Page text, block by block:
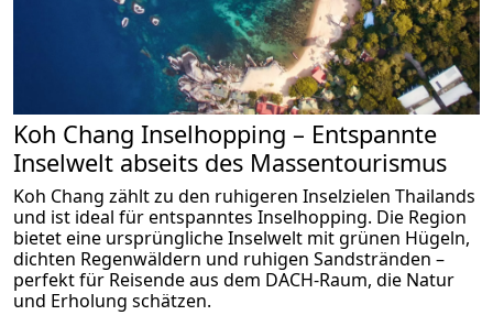
Koh Chang Inselhopping – Entspannte
Inselwelt abseits des Massentourismus
Koh Chang zählt zu den ruhigeren Inselzielen Thailands
und ist ideal für entspanntes Inselhopping. Die Region
bietet eine ursprüngliche Inselwelt mit grünen Hügeln,
dichten Regenwäldern und ruhigen Sandstränden –
perfekt für Reisende aus dem DACH-Raum, die Natur
und Erholung schätzen.